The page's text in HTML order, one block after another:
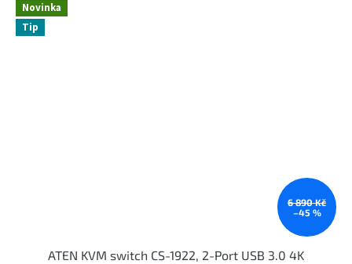
Novinka
Tip
6 890 Kč
–45 %
ATEN KVM switch CS-1922, 2-Port USB 3.0 4K